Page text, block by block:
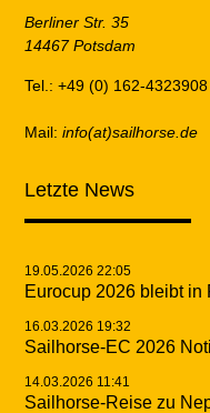
Berliner Str. 35
14467 Potsdam
Tel.: +49 (0) 162-4323908
Mail:info(at)sailhorse.de
Letzte News
19.05.2026 22:05
Eurocup 2026 bleibt in
16.03.2026 19:32
Sailhorse-EC 2026
14.03.2026 11:41
Sailhorse-Reise zu